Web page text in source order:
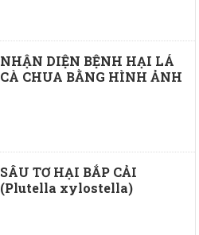
NHẬN DIỆN BỆNH HẠI LÁ
CÀ CHUA BẰNG HÌNH ẢNH
SÂU TƠ HẠI BẮP CẢI
(Plutella xylostella)